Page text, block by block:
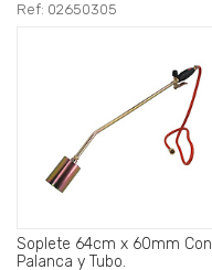
Ref: 02650305
Soplete 64cm x 60mm Con
Palanca y Tubo.